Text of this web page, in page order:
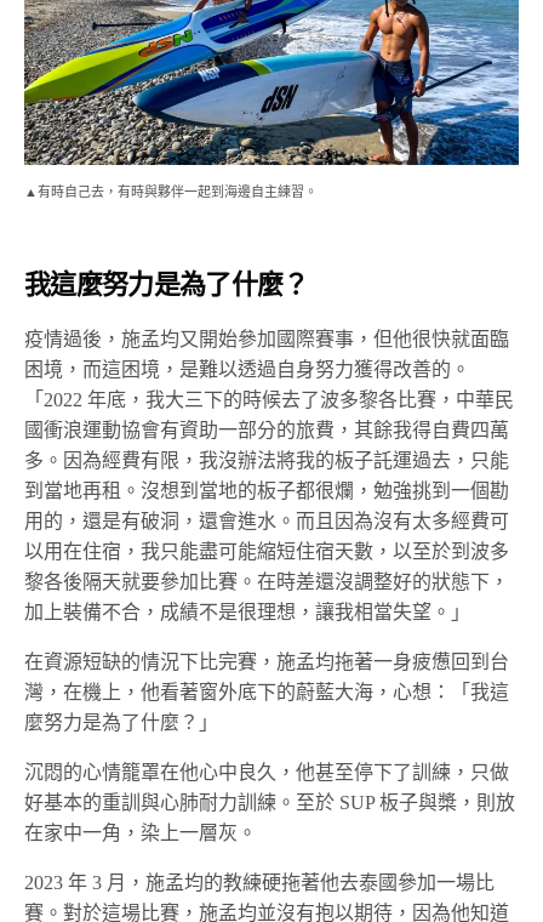
▲有時自己去，有時與夥伴一起到海邊自主練習。
我這麼努力是為了什麼？
疫情過後，施孟均又開始參加國際賽事，但他很快就面臨
困境，而這困境，是難以透過自身努力獲得改善的。
「2022 年底，我大三下的時候去了波多黎各比賽，中華民
國衝浪運動協會有資助一部分的旅費，其餘我得自費四萬
多。因為經費有限，我沒辦法將我的板子託運過去，只能
到當地再租。沒想到當地的板子都很爛，勉強挑到一個勘
用的，還是有破洞，還會進水。而且因為沒有太多經費可
以用在住宿，我只能盡可能縮短住宿天數，以至於到波多
黎各後隔天就要參加比賽。在時差還沒調整好的狀態下，
加上裝備不合，成績不是很理想，讓我相當失望。」
在資源短缺的情況下比完賽，施孟均拖著一身疲憊回到台
灣，在機上，他看著窗外底下的蔚藍大海，心想：「我這
麼努力是為了什麼？」
沉悶的心情籠罩在他心中良久，他甚至停下了訓練，只做
好基本的重訓與心肺耐力訓練。至於 SUP 板子與槳，則放
在家中一角，染上一層灰。
2023 年 3 月，施孟均的教練硬拖著他去泰國參加一場比
賽。對於這場比賽，施孟均並沒有抱以期待，因為他知道